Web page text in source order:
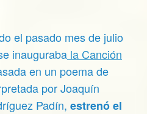
el pasado mes de julio
inauguraba la Canción
en un poema de
por Joaquín
Padín, estrenó el